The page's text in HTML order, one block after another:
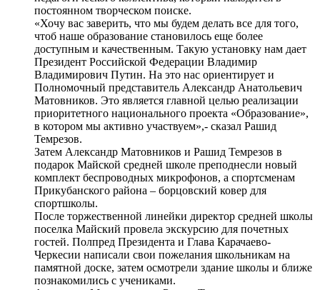
постоянном творческом поиске.
«Хочу вас заверить, что мы будем делать все для того,
чтоб наше образование становилось еще более
доступным и качественным. Такую установку нам дает
Президент Российской Федерации Владимир
Владимирович Путин. На это нас ориентирует и
Полномочный представитель Александр Анатольевич
Матовников. Это является главной целью реализации
приоритетного национального проекта «Образование»,
в котором мы активно участвуем»,- сказал Рашид
Темрезов.
Затем Александр Матовников и Рашид Темрезов в
подарок Майской средней школе преподнесли новый
комплект беспроводных микрофонов, а спортсменам
Прикубанского района – борцовский ковер для
спортшколы.
После торжественной линейки директор средней школы
поселка Майский провела экскурсию для почетных
гостей. Полпред Президента и Глава Карачаево-
Черкесии написали свои пожелания школьникам на
памятной доске, затем осмотрели здание школы и ближе
познакомились с учениками.